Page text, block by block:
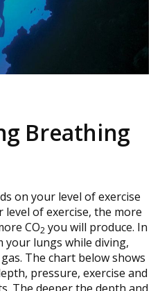
Breathing
on your level of exercise
of exercise, the more
CO2 you will produce. In
your lungs while diving,
The chart below shows
pressure, exercise and